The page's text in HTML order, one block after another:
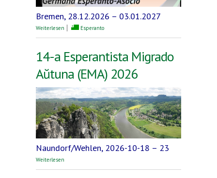
Bremen, 28.12.2026 – 03.01.2027
Weiterlesen über Luminesk' 2026/27 in Bremen
Esperanto
14-a Esperantista Migrado
Aŭtuna (EMA) 2026
Naundorf/Wehlen, 2026-10-18 – 23
Weiterlesen